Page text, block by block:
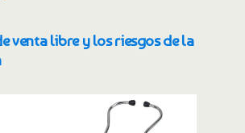
venta libre y los riesgos de la